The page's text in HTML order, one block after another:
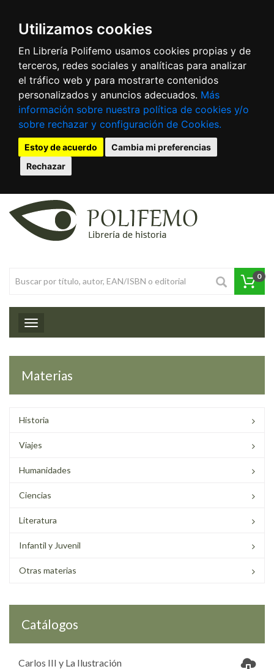
Utilizamos cookies
En Librería Polifemo usamos cookies propias y de
terceros, redes sociales y analíticas para analizar
el tráfico web y para mostrarte contenidos
personalizados y anuncios adecuados. Más
información sobre nuestra política de cookies y/o
sobre rechazar y configuración de Cookies.
Estoy de acuerdo
Cambia mi preferencias
Rechazar
0
Toggle navigation
Materias
Historia
Viajes
Humanidades
Ciencias
Literatura
Infantil y Juvenil
Otras materias
Catálogos
Carlos III y La Ilustración